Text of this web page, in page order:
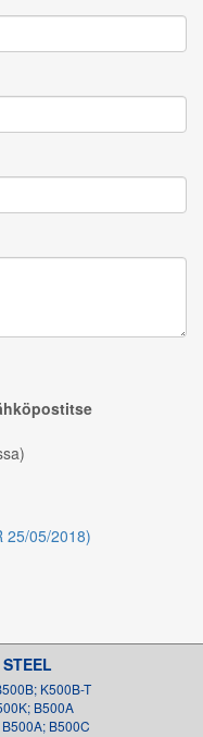
25/05/2018)
K500B-T
B500A
B500C